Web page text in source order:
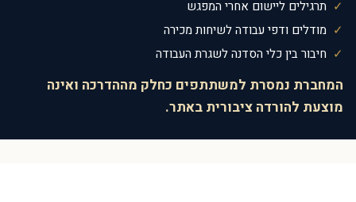
תרגילים ליישום אחרי המפגש
מודלים ודפי עבודה לשיחות מכירה
חיבור בין כלי הסדנה לשגרת העבודה
המחברת נמסרת למשתתפים כחלק מההדרכה ואינה
מוצעת להורדה ציבורית באתר.